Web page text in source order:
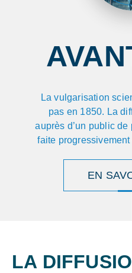
La vulgarisation
pas en 1850. La
auprès d’un public de
faite progressivement
EN
LA